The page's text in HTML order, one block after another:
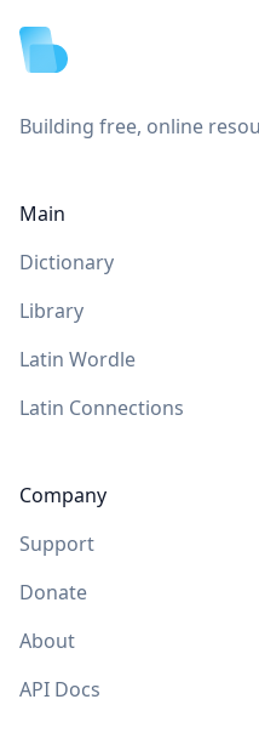
Building free, online
Main
Dictionary
Library
Latin Wordle
Latin Connections
Company
Support
Donate
About
API Docs